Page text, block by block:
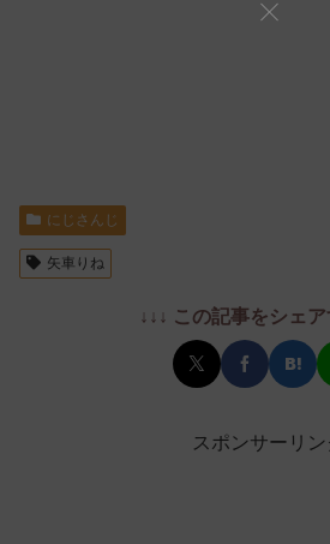
にじさんじ
矢車りね
↓↓↓ この記事をシェア
スポンサーリン